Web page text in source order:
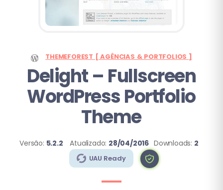
THEMEFOREST [ AGÊNCIAS & PORTFOLIOS ]
Delight– Fullscreen
WordPress Portfolio
Theme
Versão: 5.2.2 Atualizado: 28/04/2016 Downloads: 2
UAU Ready